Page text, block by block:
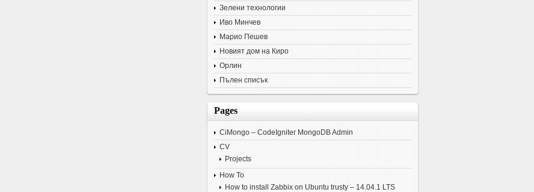
Зелени технологии
Иво Минчев
Марио Пешев
Новият дом на Киро
Орлин
Пълен списък
Pages
CiMongo – CodeIgniter MongoDB Admin
CV
Projects
How To
How to install Zabbix on Ubuntu trusty – 14.04.1 LTS